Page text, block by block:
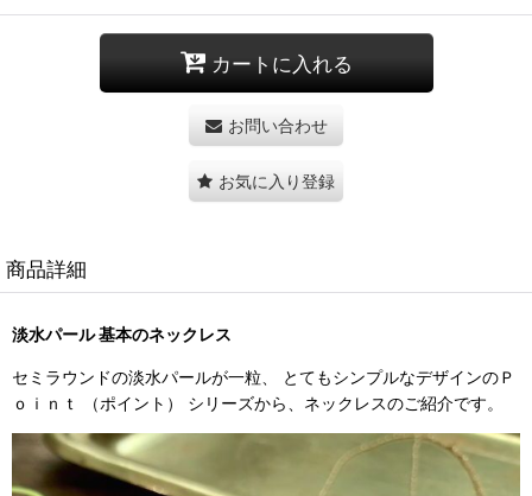
カートに入れる
お問い合わせ
お気に入り登録
商品詳細
淡水パール 基本のネックレス
セミラウンドの淡水パールが一粒、 とてもシンプルなデザインのＰ
ｏｉｎｔ （ポイント） シリーズから、ネックレスのご紹介です。